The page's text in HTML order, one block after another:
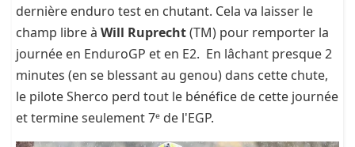
dernière enduro test en chutant. Cela va laisser le
champ libre à Will Ruprecht(TM) pour remporter la
journée en EnduroGP et en E2. En lâchant presque 2
minutes (en se blessant au genou) dans cette chute,
le pilote Sherco perd tout le bénéfice de cette journée
et termine seulement 7ᵉ de l'EGP.